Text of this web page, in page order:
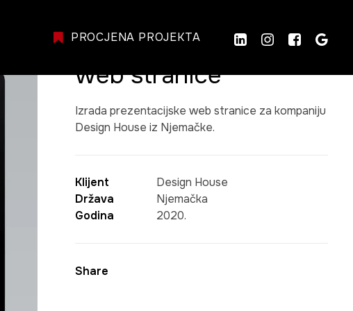
PROCJENA PROJEKTA
Design House izrada
web stranice
Izrada prezentacijske web stranice za kompaniju
Design House iz Njemačke.
Klijent
Design House
Država
Njemačka
Godina
2020.
Share